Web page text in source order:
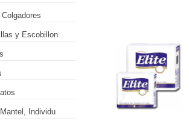
y Escobillon
Individu